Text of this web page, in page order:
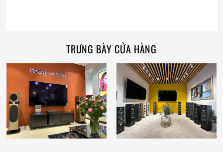
TRƯNG BÀY CỬA HÀNG